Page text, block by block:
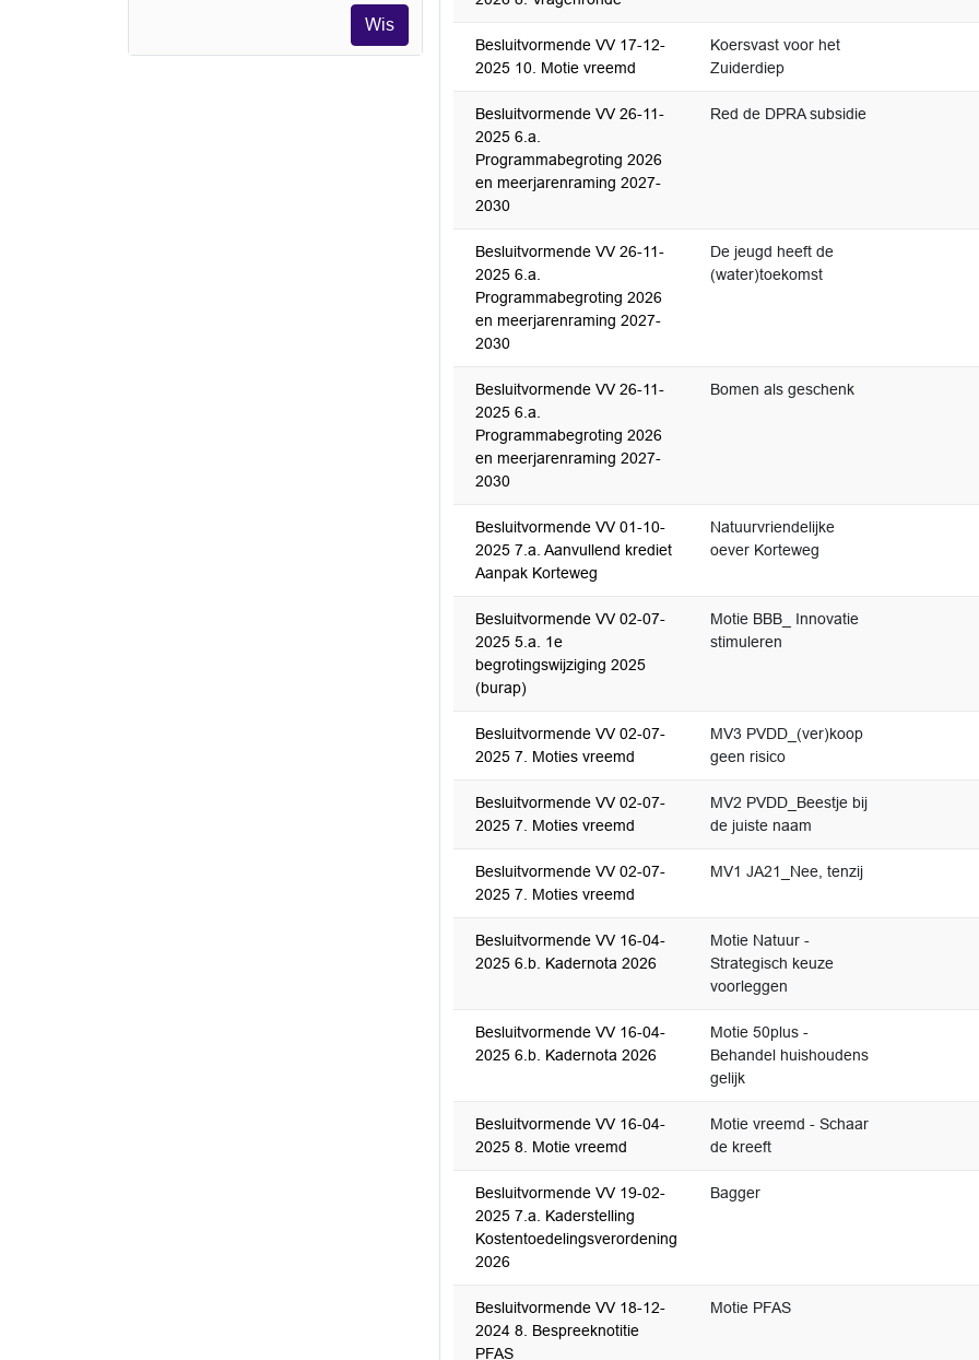
Wis
Besluitvormende VV 17-12-
2025 10. Motie vreemd
Koersvast voor het
Zuiderdiep
Besluitvormende VV 26-11-
2025 6.a.
Programmabegroting 2026
en meerjarenraming 2027-
2030
Red de DPRA subsidie
Besluitvormende VV 26-11-
2025 6.a.
Programmabegroting 2026
en meerjarenraming 2027-
2030
De jeugd heeft de
(water)toekomst
Besluitvormende VV 26-11-
2025 6.a.
Programmabegroting 2026
en meerjarenraming 2027-
2030
Bomen als geschenk
Besluitvormende VV 01-10-
2025 7.a. Aanvullend krediet
Aanpak Korteweg
Natuurvriendelijke
oever Korteweg
Besluitvormende VV 02-07-
2025 5.a. 1e
begrotingswijziging 2025
(burap)
Motie BBB_ Innovatie
stimuleren
Besluitvormende VV 02-07-
2025 7. Moties vreemd
MV3 PVDD_(ver)koop
geen risico
Besluitvormende VV 02-07-
2025 7. Moties vreemd
MV2 PVDD_Beestje bij
de juiste naam
Besluitvormende VV 02-07-
2025 7. Moties vreemd
MV1 JA21_Nee, tenzij
Besluitvormende VV 16-04-
2025 6.b. Kadernota 2026
Motie Natuur -
Strategisch keuze
voorleggen
Besluitvormende VV 16-04-
2025 6.b. Kadernota 2026
Motie 50plus -
Behandel huishoudens
gelijk
Besluitvormende VV 16-04-
2025 8. Motie vreemd
Motie vreemd - Schaar
de kreeft
Besluitvormende VV 19-02-
2025 7.a. Kaderstelling
Kostentoedelingsverordening
2026
Bagger
Besluitvormende VV 18-12-
2024 8. Bespreeknotitie
PFAS
Motie PFAS